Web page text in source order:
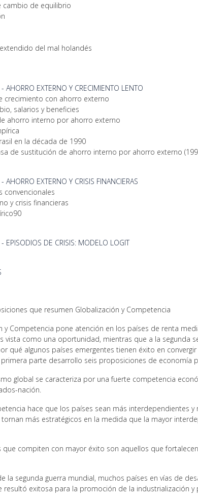
cambio de equilibrio
del mal holandés
- AHORRO EXTERNO Y CRECIMIENTO LENTO
crecimiento con ahorro externo
salarios y beneficies
ahorro interno por ahorro externo
en la década de 1990
de sustitución de ahorro interno por ahorro externo
- AHORRO EXTERNO Y CRISIS FINANCIERAS
convencionales
y crisis financieras
- EPISODIOS DE CRISIS: MODELO LOGIT
que resumen Globalización y Competencia
y Competencia pone atención en los países de renta
vista como una oportunidad, mientras que a la segunda
qué algunos países emergentes tienen éxito en
parte desarrollo seis proposiciones de economía
global se caracteriza por una fuerte competencia
nación.
hace que los países sean más interdependientes
más estratégicos en la medida que la mayor
que compiten con mayor éxito son aquellos que
la segunda guerra mundial, muchos países en vías de
resultó exitosa para la promoción de la industrialización